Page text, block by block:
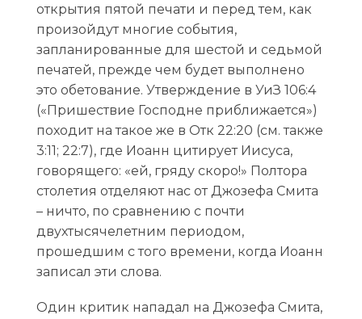
открытия пятой печати и перед тем, как
произойдут многие события,
запланированные для шестой и седьмой
печатей, прежде чем будет выполнено
это обетование. Утверждение в УиЗ 106:4
(«Пришествие Господне приближается»)
походит на такое же в Отк 22:20 (см. также
3:11; 22:7), где Иоанн цитирует Иисуса,
говорящего: «ей, гряду скоро!» Полтора
столетия отделяют нас от Джозефа Смита
– ничто, по сравнению с почти
двухтысячелетним периодом,
прошедшим с того времени, когда Иоанн
записал эти слова.
Один критик нападал на Джозефа Смита,